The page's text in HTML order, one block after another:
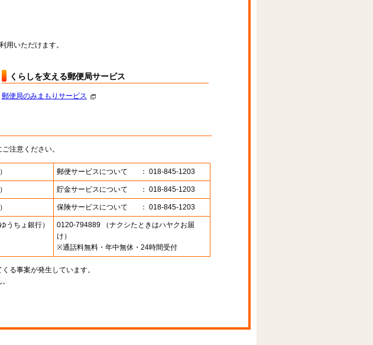
用いただけます。
くらしを支える郵便局サービス
郵便局のみまもりサービス
注意ください。
郵便サービスについて ： 018-845-1203
貯金サービスについて ： 018-845-1203
保険サービスについて ： 018-845-1203
うちょ銀行）
0120-794889 （ナクシたときはハヤクお届
け）
※通話料無料・年中無休・24時間受付
る事案が発生しています。